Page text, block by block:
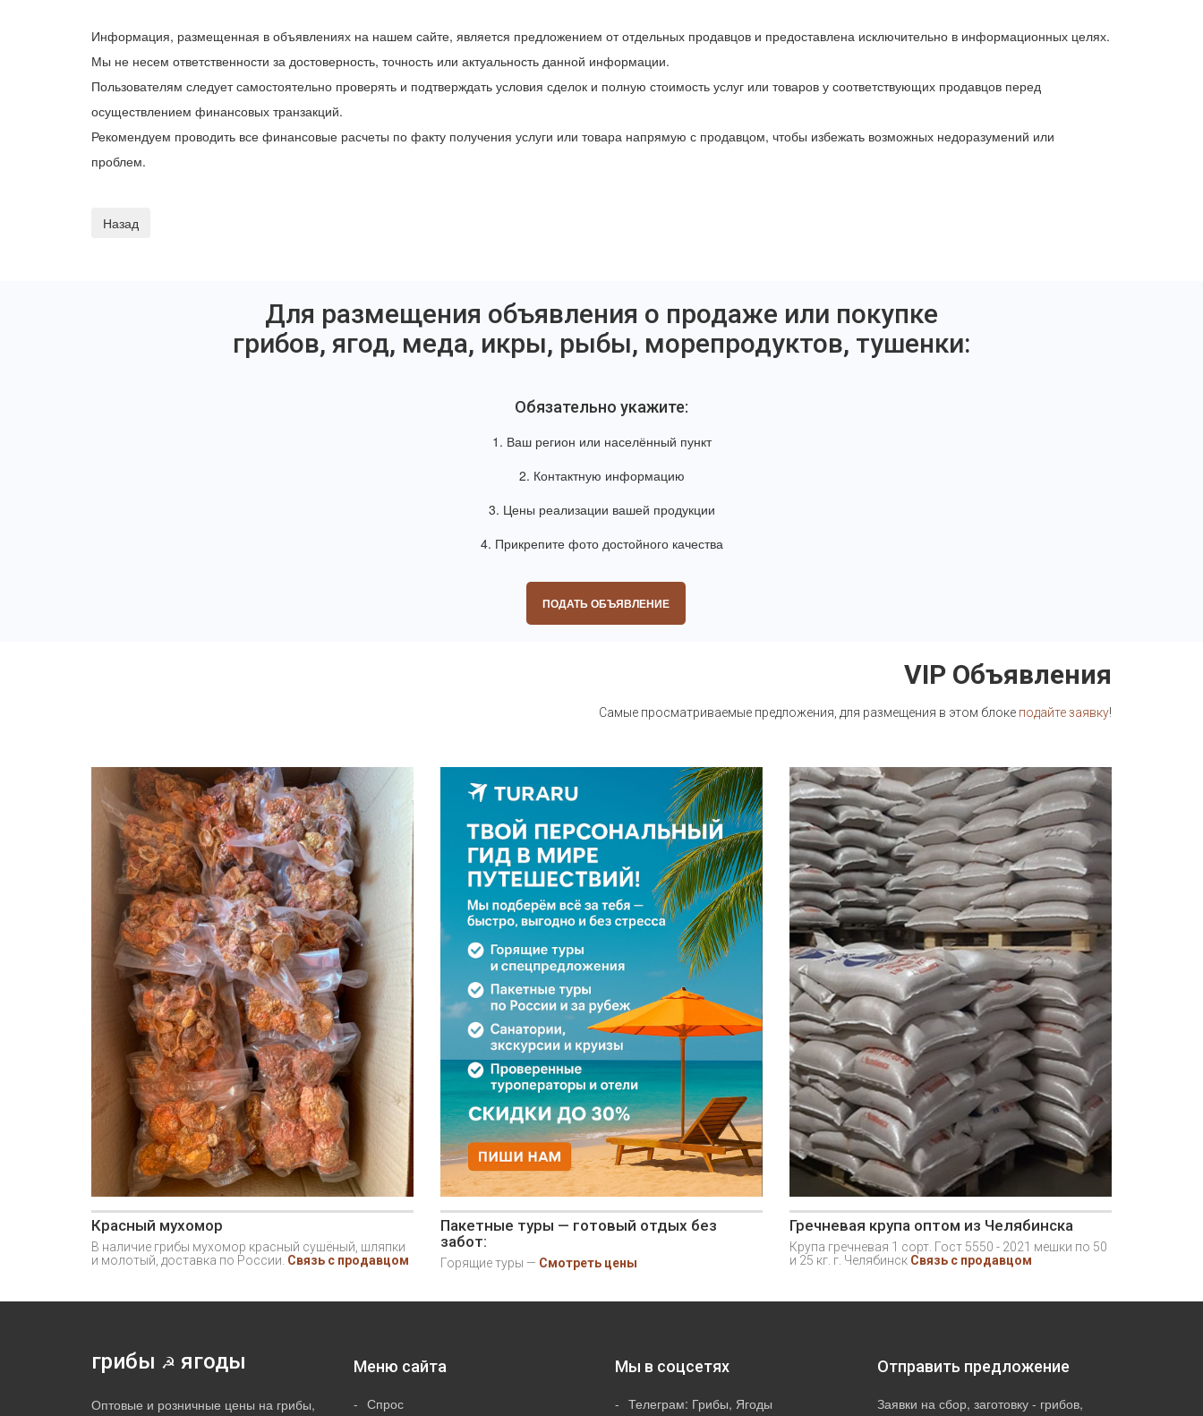
Информация, размещенная в объявлениях на нашем сайте, является предложением от отдельных продавцов и предоставлена исключительно в информационных целях.
Мы не несем ответственности за достоверность, точность или актуальность данной информации.
Пользователям следует самостоятельно проверять и подтверждать условия сделок и полную стоимость услуг или товаров у соответствующих продавцов перед
осуществлением финансовых транзакций.
Рекомендуем проводить все финансовые расчеты по факту получения услуги или товара напрямую с продавцом, чтобы избежать возможных недоразумений или
проблем.
Для размещения объявления о продаже или покупке
грибов, ягод, меда, икры, рыбы, морепродуктов, тушенки:
Обязательно укажите:
1. Ваш регион или населённый пункт
2. Контактную информацию
3. Цены реализации вашей продукции
4. Прикрепите фото достойного качества
ПОДАТЬ ОБЪЯВЛЕНИЕ
VIP Объявления
Самые просматриваемые предложения, для размещения в этом блоке подайте заявку!
Красный мухомор
В наличие грибы мухомор красный сушёный, шляпки
и молотый, доставка по России. Связь с продавцом
Пакетные туры — готовый отдых без
забот:
Горящие туры — Смотреть цены
Гречневая крупа оптом из Челябинска
Крупа гречневая 1 сорт. Гост 5550 - 2021 мешки по 50
и 25 кг. г. Челябинск Связь с продавцом
грибы ☭ ягоды
Оптовые и розничные цены на грибы,
Меню сайта
Спрос
Мы в соцсетях
Телеграм: Грибы, Ягоды
Отправить предложение
Заявки на сбор, заготовку - грибов,